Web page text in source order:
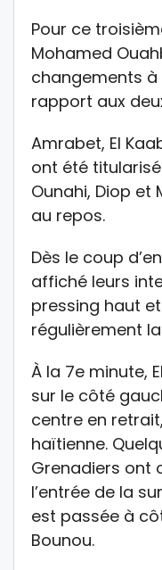
Pour ce
Mohamed
changements
rapport aux
Amrabet, El
ont été
Ounahi, Diop et
au repos.
Dès le coup
affiché leurs
pressing haut
régulièrement
À la 7e minute,
sur le côté
centre en
haïtienne.
Grenadiers ont
l’entrée de la
est passée à
Bounou.